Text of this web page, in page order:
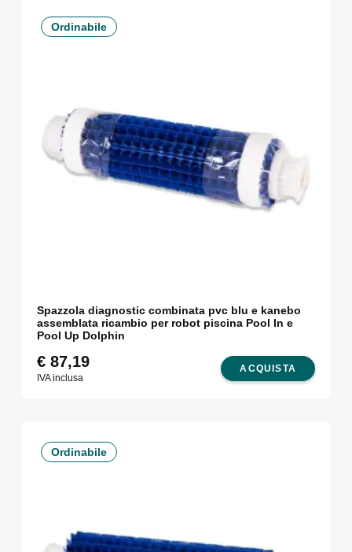
Ordinabile
Spazzola diagnostic combinata pvc blu e kanebo
assemblata ricambio per robot piscina Pool In e
Pool Up Dolphin
ACQUISTA
€87,19
IVA inclusa
Ordinabile